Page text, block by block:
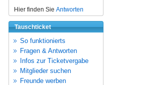
Hier finden Sie Antworten
Tauschticket
So funktionierts
Fragen & Antworten
Infos zur Ticketvergabe
Mitglieder suchen
Freunde werben